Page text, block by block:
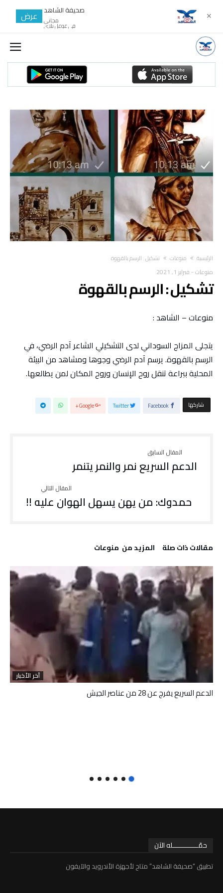
‫الرئيسية‬ منوعات تشكيل : الرسم بالقهوة
منوعات- فبراير 1, 2021
تشكيل : الرسم بالقهوة
منوعات – الشاهد :
يتجلى المزاج السوداني لدى التشكيلي الشاعر آدم الرضي، في
الرسم بالقهوة. يرسم آدم الرضي وجوها ومشاهد من البيئة
المحلية ببراعة تنقل روح الإنسان وروح المكان لمن يطالعها.
‫‫ شاركها‬ Facebook
Twitter
Google+
الدعم السريع نمر والنمر يتنمر
حمدوك: من يهن يسهل الهوان عليه !!
‫مقالات ذات صلة‬ ‫المزيد من ‬ منوعات
آخر الأخبار
الدعم السريع يفرج عن 28 من عناصر الجيش
حمّـــــــــــــله الآن
تطبيق “صحيفة الشاهد” متاح لأجهزة الأندرويد والآيفون
✕ صحيفة الشاهد
مجانى
في غوغل بلاي
عرض